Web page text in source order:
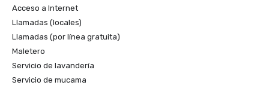
Acceso a Internet
Llamadas (locales)
Llamadas (por línea gratuita)
Maletero
Servicio de lavandería
Servicio de mucama